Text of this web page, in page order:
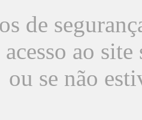
de
acesso ao
ou se não